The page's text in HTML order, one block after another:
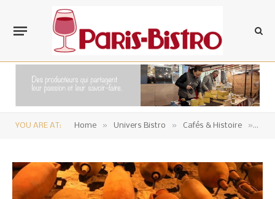
YOU ARE AT: Home » Univers Bistro » Cafés & Histoire »